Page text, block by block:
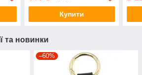
Купити
та новинки
–60%